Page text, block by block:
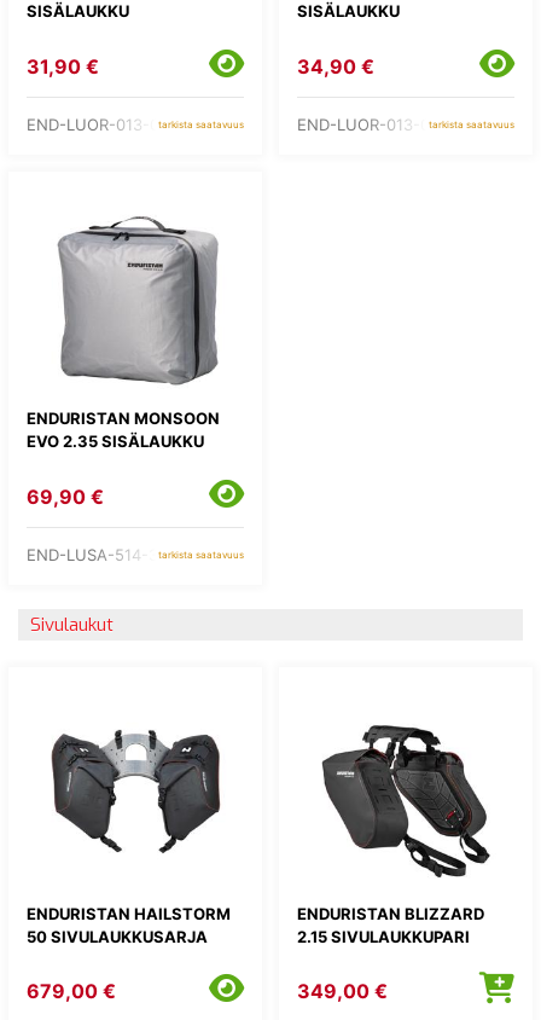
SISÄLAUKKU
31,90 €
END-LUOR-013-06tarkista saatavuus
SISÄLAUKKU
34,90 €
END-LUOR-013-09tarkista saatavuus
ENDURISTAN MONSOON
EVO 2.35 SISÄLAUKKU
69,90 €
END-LUSA-514-35tarkista saatavuus
Sivulaukut
ENDURISTAN HAILSTORM
50 SIVULAUKKUSARJA
679,00 €
ENDURISTAN BLIZZARD
2.15 SIVULAUKKUPARI
349,00 €